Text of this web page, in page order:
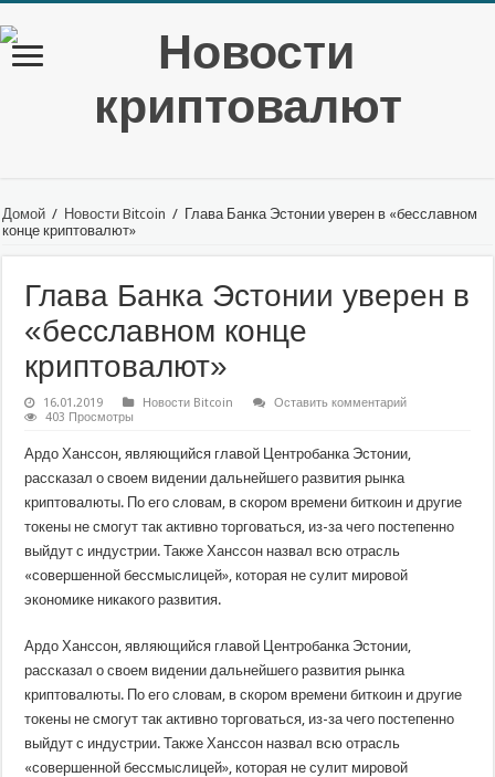
Домой / Новости Bitcoin / Глава Банка Эстонии уверен в «бесславном
конце криптовалют»
Глава Банка Эстонии уверен в
«бесславном конце
криптовалют»
16.01.2019 Новости Bitcoin
Оставить комментарий
403 Просмотры
Ардо Ханссон, являющийся главой Центробанка Эстонии,
рассказал о своем видении дальнейшего развития рынка
криптовалюты. По его словам, в скором времени биткоин и другие
токены не смогут так активно торговаться, из-за чего постепенно
выйдут с индустрии. Также Ханссон назвал всю отрасль
«совершенной бессмыслицей», которая не сулит мировой
экономике никакого развития.
Ардо Ханссон, являющийся главой Центробанка Эстонии,
рассказал о своем видении дальнейшего развития рынка
криптовалюты. По его словам, в скором времени биткоин и другие
токены не смогут так активно торговаться, из-за чего постепенно
выйдут с индустрии. Также Ханссон назвал всю отрасль
«совершенной бессмыслицей», которая не сулит мировой